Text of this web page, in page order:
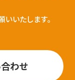
いたします。
わせ